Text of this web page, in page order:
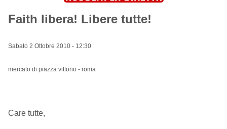
Faith libera! Libere tutte!
Sabato 2 Ottobre 2010 - 12:30
mercato di piazza vittorio - roma
Care tutte,